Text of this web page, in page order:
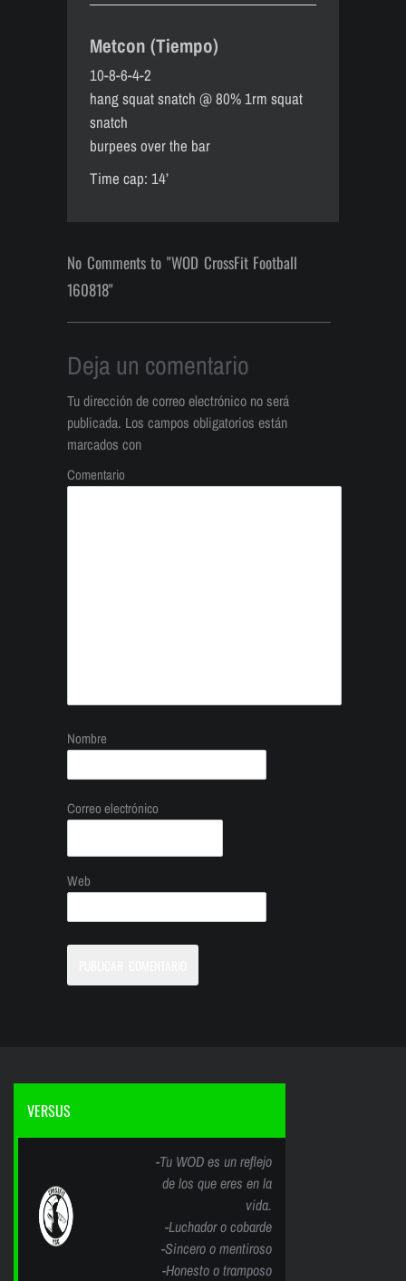
Metcon (Tiempo)
10-8-6-4-2
hang squat snatch @ 80% 1rm squat
snatch
burpees over the bar
Time cap: 14’
No Comments to "WOD CrossFit Football
160818"
Deja un comentario
Tu dirección de correo electrónico no será
publicada. Los campos obligatorios están
marcados con
Comentario
Nombre
Correo electrónico
Web
VERSUS
-Tu WOD es un reflejo
de los que eres en la
vida.
-Luchador o cobarde
-Sincero o mentiroso
-Honesto o tramposo